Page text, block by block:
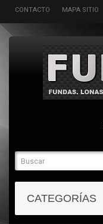
CONTACTO MAPA SITIO
CATEGORÍAS